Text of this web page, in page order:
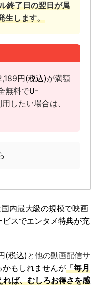
終了日の翌日が属
生します。
円(税込)が満額
無料でU-
用したい場合は、
内最大級の規模で映画
スでエンタメ特典が充
(税込) と他の動画配信サ
かもしれませんが「毎月
ば、むしろお得さを感